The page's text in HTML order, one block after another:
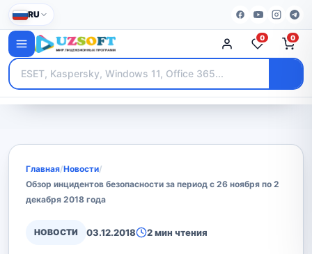
RU
0 0
Главная/Новости/
Обзор инцидентов безопасности за период с 26 ноября по 2
декабря 2018 года
НОВОСТИ 03.12.2018 2 мин чтения